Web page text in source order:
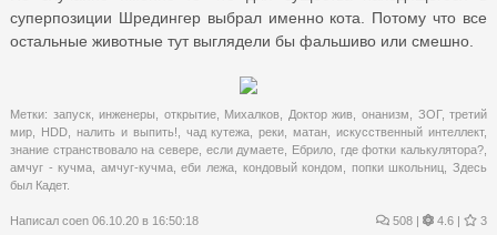
суперпозиции Шредингер выбрал именно кота. Потому что все
остальные животные тут выглядели бы фальшиво или смешно.
Метки: запуск,инженеры открытие, Михалков Доктор жив онанизм ЗОГ,третий
мир
HDD, налить и выпить! чад кутежа ,реки ,матан ,искусственный интеллект,
знание странствовало на севере если думаете Ебрило где фотки калькулятора?
амчуг - кучма
амчуг-кучма,еби лежа кондовый кондом попки школьниц ,Здесь
был Кадет.
Написал coen 06.10.20 в 16:50:18 508 | 4.6 | 3